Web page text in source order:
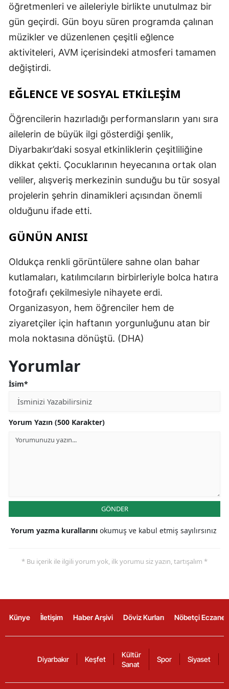
öğretmenleri ve aileleriyle birlikte unutulmaz bir
gün geçirdi. Gün boyu süren programda çalınan
müzikler ve düzenlenen çeşitli eğlence
aktiviteleri, AVM içerisindeki atmosferi tamamen
değiştirdi.
EĞLENCE VE SOSYAL ETKİLEŞİM
Öğrencilerin hazırladığı performansların yanı sıra
ailelerin de büyük ilgi gösterdiği şenlik,
Diyarbakır’daki sosyal etkinliklerin çeşitliliğine
dikkat çekti. Çocuklarının heyecanına ortak olan
veliler, alışveriş merkezinin sunduğu bu tür sosyal
projelerin şehrin dinamikleri açısından önemli
olduğunu ifade etti.
GÜNÜN ANISI
Oldukça renkli görüntülere sahne olan bahar
kutlamaları, katılımcıların birbirleriyle bolca hatıra
fotoğrafı çekilmesiyle nihayete erdi.
Organizasyon, hem öğrenciler hem de
ziyaretçiler için haftanın yorgunluğunu atan bir
mola noktasına dönüştü. (DHA)
Yorumlar
İsim*
Yorum Yazın (500 Karakter)
GÖNDER
Yorum yazma kurallarını okumuş ve kabul etmiş sayılırsınız
* Bu içerik ile ilgili yorum yok, ilk yorumu siz yazın, tartışalım *
Künye İletişim Haber Arşivi Döviz Kurları Nöbetçi
Diyarbakır Keşfet
Kültür
Sanat
Spor Siyaset